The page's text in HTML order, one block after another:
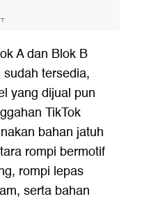
A dan Blok B
tersedia,
yang dijual pun
TikTok
bahan jatuh
rompi bermotif
rompi lepas
serta bahan